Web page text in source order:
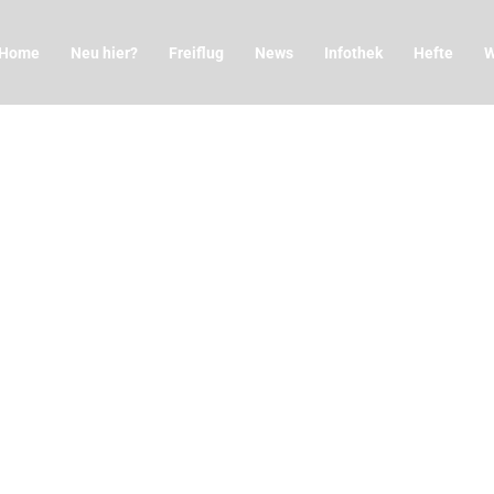
Neu hier? Freiflug News Infothek Hefte